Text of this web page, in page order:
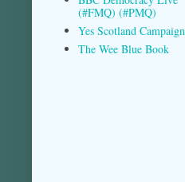
(#FMQ) (#PMQ)
Yes Scotland Campaign
The Wee Blue Book